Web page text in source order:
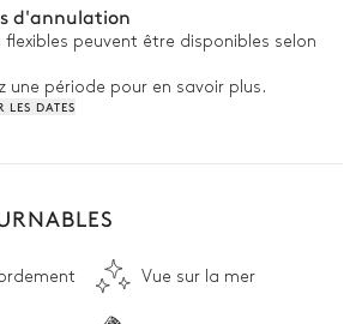
d'annulation
flexibles peuvent être disponibles selon
une période pour en savoir plus.
LES DATES
Vue sur la mer